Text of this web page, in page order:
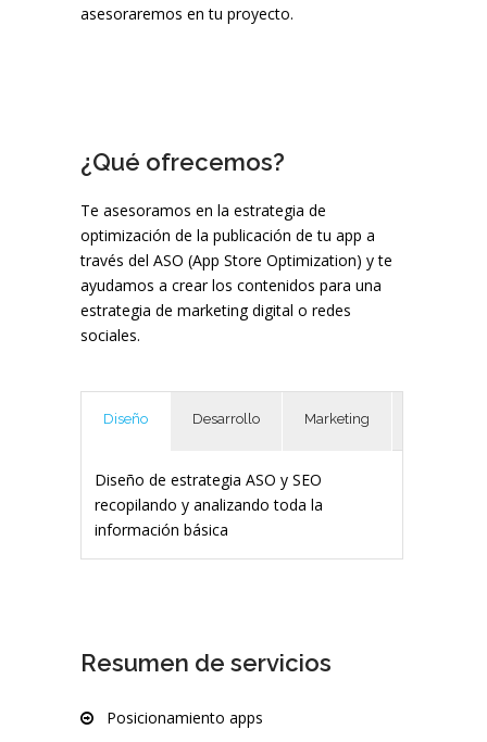
asesoraremos en tu proyecto.
¿Qué ofrecemos?
Te asesoramos en la estrategia de
optimización de la publicación de tu app a
través del ASO (App Store Optimization) y te
ayudamos a crear los contenidos para una
estrategia de marketing digital o redes
sociales.
Diseño Desarrollo Marketing
Diseño de estrategia ASO y SEO
recopilando y analizando toda la
información básica
Resumen de servicios
Posicionamiento apps